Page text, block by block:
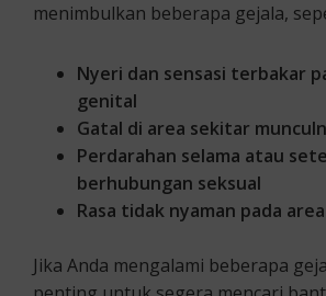
menimbulkan beberapa gejala,
Nyeri dan sensasi terbakar
genital
Gatal di area sekitar
Perdarahan selama atau
berhubungan seksual
Rasa tidak nyaman pada
Jika Anda mengalami beberapa